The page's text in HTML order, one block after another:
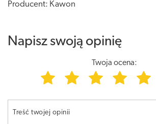
Producent: Kawon
Napisz swoją opinię
Twoja ocena:
Treść twojej opinii